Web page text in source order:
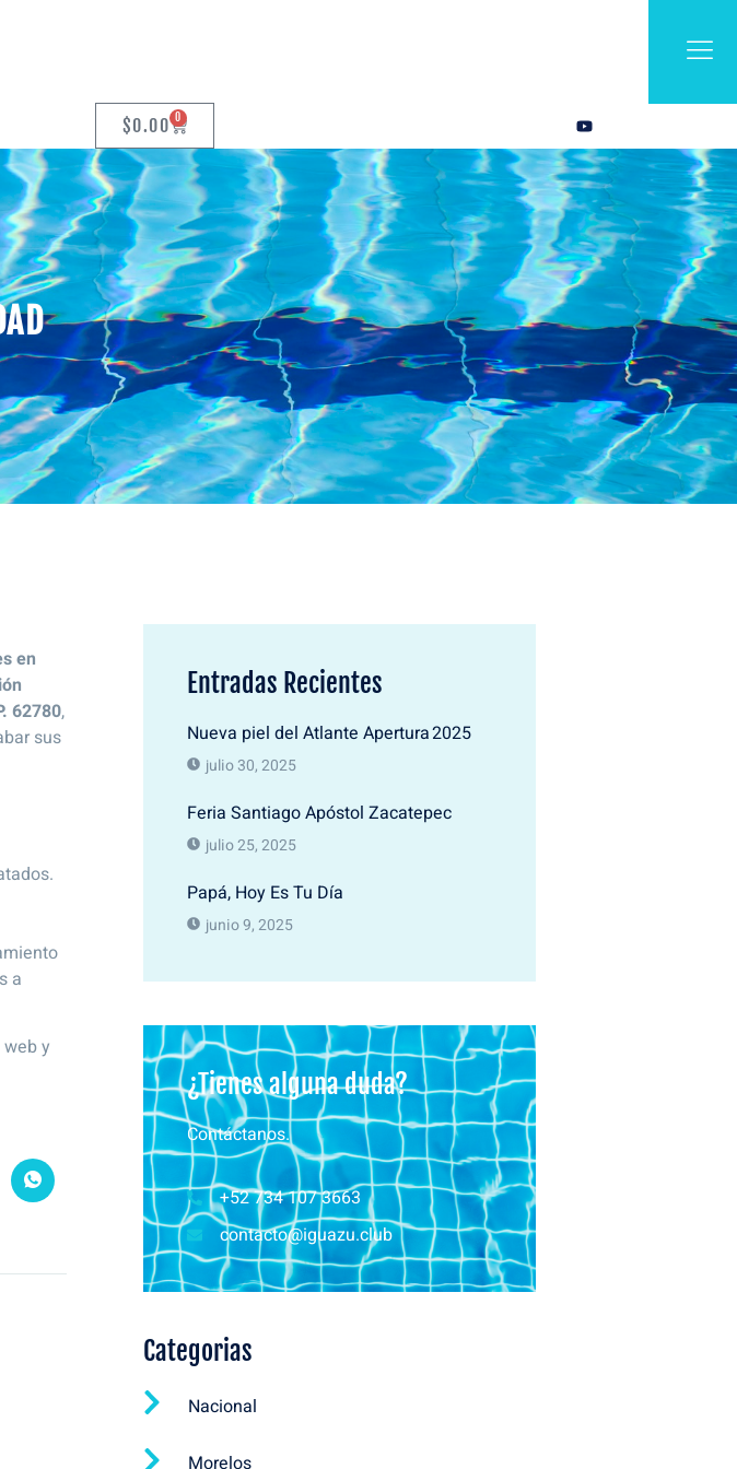
$0.00 0
en
62780,
sus
a
y
Entradas Recientes
Nueva piel del Atlante Apertura 2025
julio 30, 2025
Feria Santiago Apóstol Zacatepec
julio 25, 2025
Papá, Hoy Es Tu Día
junio 9, 2025
¿Tienes alguna duda?
Contáctanos.
+52 734 107 3663
contacto@iguazu.club
Categorias
Nacional